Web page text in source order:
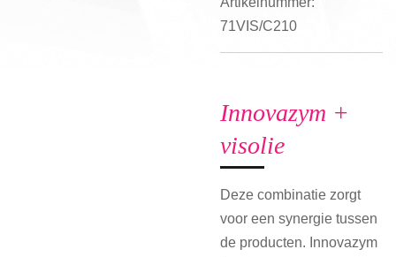
71VIS/C210
Innovazym +
visolie
Deze combinatie zorgt
voor een synergie tussen
de producten. Innovazym